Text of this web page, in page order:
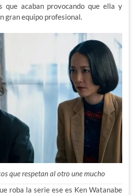
que acaban provocando que ella y
gran equipo profesional.
que respetan al otro une mucho
roba la serie ese es Ken Watanabe